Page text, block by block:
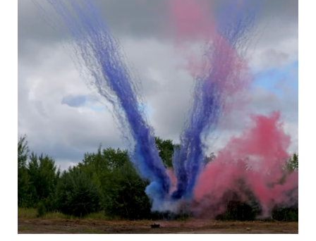
ŘÍMSKÁ SVÍCE CALIFORNIA 100ran
Kvalita videa neodpovídá kvalitě produktu, který vidí lidské oko. V reálu
je produkt zásadně výraznější, barevnější a jasnější. Použijte video
pouze jako ilustrační ukázku.